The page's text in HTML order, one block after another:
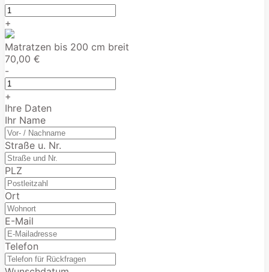
+
Matratzen bis 200 cm breit
70,00 €
-
+
Ihre Daten
Ihr Name
Straße u. Nr.
PLZ
Ort
E-Mail
Telefon